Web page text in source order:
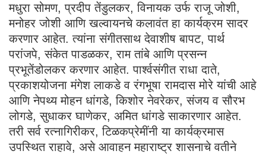
मधुरा सोमण, प्रदीप तेंडुलकर, विनायक उर्फ राजू जोशी,
मनोहर जोशी आणि खल्वायनचे कलावंत हा कार्यक्रम सादर
करणार आहेत. त्यांना संगीतसाथ देवाशीष बापट, पार्थ
परांजपे, संकेत पाडळकर, राम तांबे आणि प्रसन्न
प्रभूतेंडोलकर करणार आहेत. पार्श्‍वसंगीत राधा दाते,
प्रकाशयोजना मंगेश लाकडे व रंगभूषा रामदास मोरे यांची आहे
आणि नेपथ्य मोहन धांगडे, किशोर नेवरेकर, संजय व सौरभ
लोगडे, सुधाकर घाणेकर, अमित धांगडे साकारणार आहेत.
तरी सर्व रत्नागिरीकर, टिळकप्रेमींनी या कार्यक्रमास
उपस्थित राहावे, असे आवाहन महाराष्ट्र शासनाचे वतीने